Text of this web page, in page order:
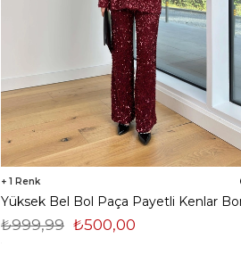
1
₺500,00
₺999,99